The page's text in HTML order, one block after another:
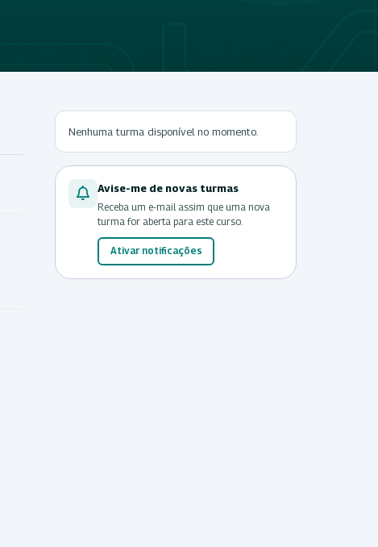
Nenhuma turma disponível no momento.
Avise-me de novas turmas
Receba um e-mail assim que uma nova
turma for aberta para este curso.
Ativar notificações